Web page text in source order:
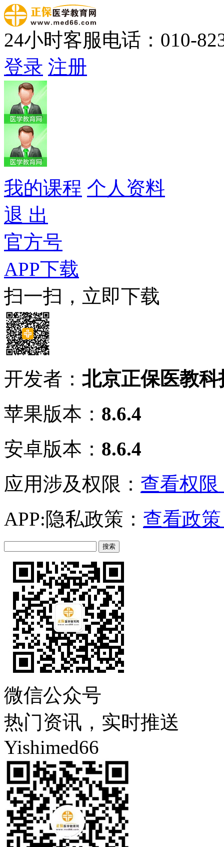
24小时客服电话：010-
登录 注册
我的课程 个人资料
退 出
官方号
APP下载
扫一扫，立即下载
开发者： 北京正保医教
苹果版本： 8.6.4
安卓版本： 8.6.4
应用涉及权限： 查看权限
APP:隐私政策： 查看政
微信公众号
热门资讯，实时推送
Yishimed66